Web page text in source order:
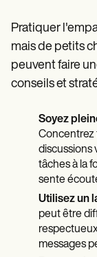
Pratiquer
mais de petits
peuvent faire
conseils et
Soyez
Concentrez
discussions
tâches à la
sente
Utilisez un
peut être
messages